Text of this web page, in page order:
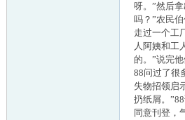
呀。”然后
吗？”农民
走过一个工
人阿姨和工
的。”说完
88问过了很
失物招领启
扔纸屑。
同意刊登，